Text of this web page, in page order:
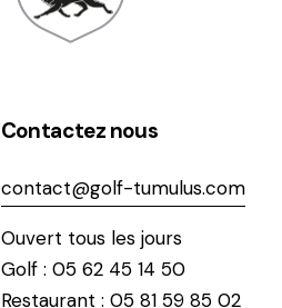
Contactez nous
contact@golf-tumulus.com
Ouvert tous les jours
Golf : 05 62 45 14 50
Restaurant : 05 81 59 85 02